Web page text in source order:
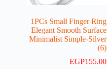
1PCs Small Finger Ring
Elegant Smooth Surface
Minimalist Simple-Silver
(6)
EGP155.00